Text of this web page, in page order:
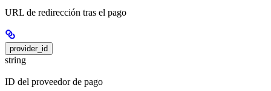
URL de redirección tras el pago
provider_id
string
ID del proveedor de pago